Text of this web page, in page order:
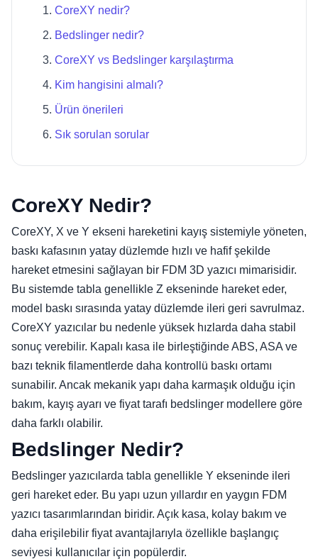
CoreXY nedir?
Bedslinger nedir?
CoreXY vs Bedslinger karşılaştırma
Kim hangisini almalı?
Ürün önerileri
Sık sorulan sorular
CoreXY Nedir?
CoreXY, X ve Y ekseni hareketini kayış sistemiyle yöneten,
baskı kafasının yatay düzlemde hızlı ve hafif şekilde
hareket etmesini sağlayan bir FDM 3D yazıcı mimarisidir.
Bu sistemde tabla genellikle Z ekseninde hareket eder,
model baskı sırasında yatay düzlemde ileri geri savrulmaz.
CoreXY yazıcılar bu nedenle yüksek hızlarda daha stabil
sonuç verebilir. Kapalı kasa ile birleştiğinde ABS, ASA ve
bazı teknik filamentlerde daha kontrollü baskı ortamı
sunabilir. Ancak mekanik yapı daha karmaşık olduğu için
bakım, kayış ayarı ve fiyat tarafı bedslinger modellere göre
daha farklı olabilir.
Bedslinger Nedir?
Bedslinger yazıcılarda tabla genellikle Y ekseninde ileri
geri hareket eder. Bu yapı uzun yıllardır en yaygın FDM
yazıcı tasarımlarından biridir. Açık kasa, kolay bakım ve
daha erişilebilir fiyat avantajlarıyla özellikle başlangıç
seviyesi kullanıcılar için popülerdir.